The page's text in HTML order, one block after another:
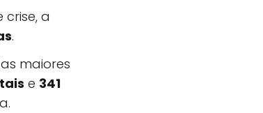
crise, a
.
maiores
e 341